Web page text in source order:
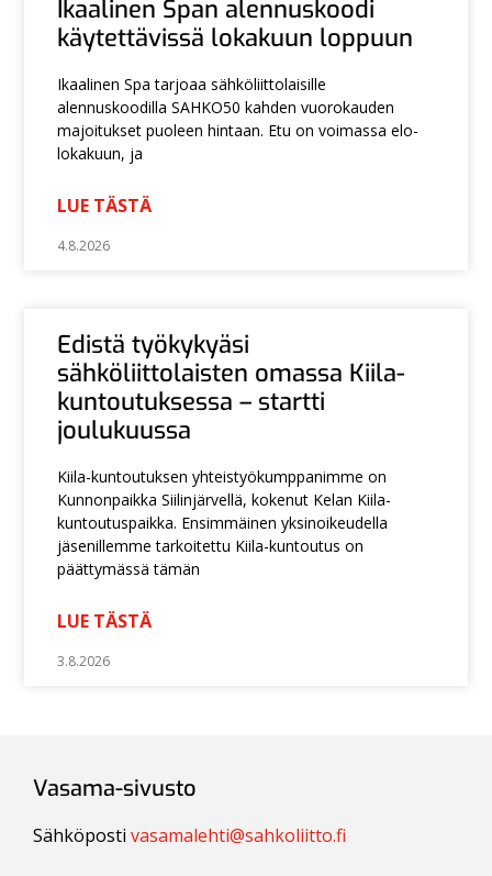
Ikaalinen Span alennuskoodi
käytettävissä lokakuun loppuun
Ikaalinen Spa tarjoaa sähköliittolaisille
alennuskoodilla SAHKO50 kahden vuorokauden
majoitukset puoleen hintaan. Etu on voimassa elo-
lokakuun, ja
LUE TÄSTÄ
4.8.2026
Edistä työkykyäsi
sähköliittolaisten omassa Kiila-
kuntoutuksessa – startti
joulukuussa
Kiila-kuntoutuksen yhteistyökumppanimme on
Kunnonpaikka Siilinjärvellä, kokenut Kelan Kiila-
kuntoutuspaikka. Ensimmäinen yksinoikeudella
jäsenillemme tarkoitettu Kiila-kuntoutus on
päättymässä tämän
LUE TÄSTÄ
3.8.2026
Vasama-sivusto
Sähköpostivasamalehti@sahkoliitto.fi